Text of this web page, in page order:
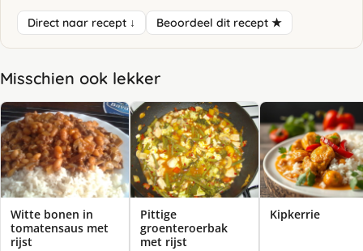
Direct naar recept ↓ Beoordeel dit recept ★
Misschien ook lekker
Witte bonen in
tomatensaus met
rijst
Pittige
groenteroerbak
met rijst
Kipkerrie